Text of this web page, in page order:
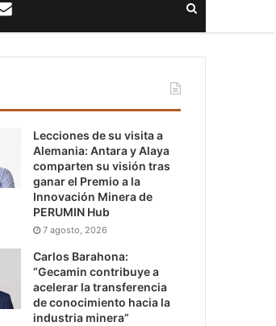
Lecciones de su visita a
Alemania: Antara y Alaya
comparten su visión tras
ganar el Premio a la
Innovación Minera de
PERUMIN Hub
7 agosto, 2026
Carlos Barahona:
“Gecamin contribuye a
acelerar la transferencia
de conocimiento hacia la
industria minera”